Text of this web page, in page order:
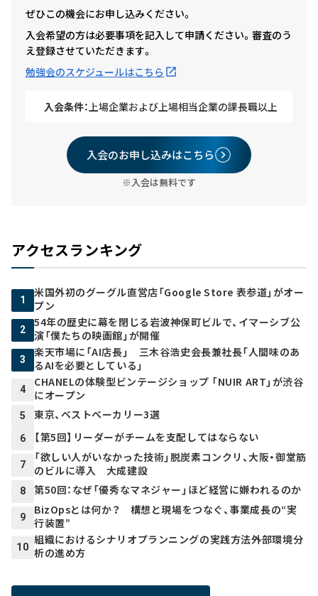
ぜひこの機会にお申し込みください。
入会希望の方は必要事項を記入して申請ください。審査のう
え登録させていただきます。
勉強会のスケジュールはこちら
入会条件： 上場企業および上場相当企業の課長職以上
入会のお申し込みはこちら
※入会は無料です
アクセスランキング
1
米国外初のグーグル直営店「Google Store 表参道」がオー
プン
2
54年の歴史に幕を閉じる岩波神保町ビルで、イマーシブ公
演「僕たちの映画館」が開催
3
楽天市場に「AI店長」 三木谷浩史会長兼社長「人間味のあ
るAIを必要としている」
4
CHANELの体験型ビンテージショップ 「NUIR ART」が渋谷
にオープン
5 東京、ベストベーカリー3選
6 【第5回】リーダーがチームを支配してはならない
7
「欲しい人がいなかった技術」脱炭素コンクリ、大阪・御堂筋
のビルに導入 大成建設
8 第50回：なぜ「優秀なマネジャー」ほど経営に嫌われるのか
9
BizOpsとは何か？ 構想と現場をつなぐ、事業成長の“実
行装置”
10
組織におけるシナリオプランニングの実践方法――外部環境分
析の進め方